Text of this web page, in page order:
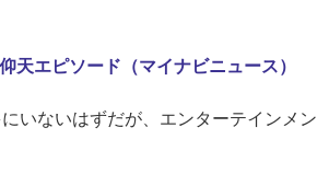
天エピソード（マイナビニュース）
いないはずだが、エンターテインメン